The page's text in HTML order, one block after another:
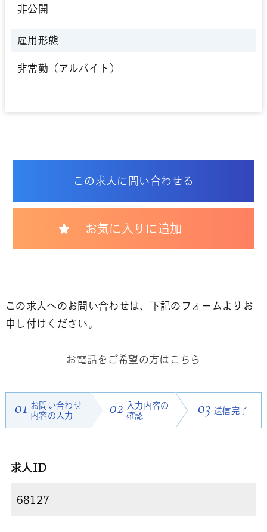
非公開
雇用形態
非常勤（アルバイト）
この求人に問い合わせる
お気に入りに追加
この求人へのお問い合わせは、下記のフォームよりお
申し付けください。
お電話をご希望の方はこちら
01 お問い合わせ
内容の入力
02 入力内容の
確認
03 送信完了
求人ID